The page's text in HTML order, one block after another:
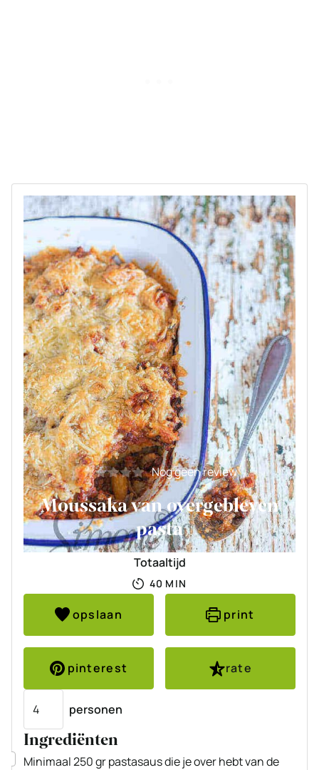
Nog geen review
Moussaka van overgebleven
pasta
Totaaltijd
40 MINUTEN
MIN
opslaan print
pinterest
rate
personen
Ingrediënten
▢
Minimaal 250 gr pastasaus die je over hebt van de